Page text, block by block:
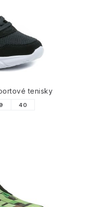
tenisky
40